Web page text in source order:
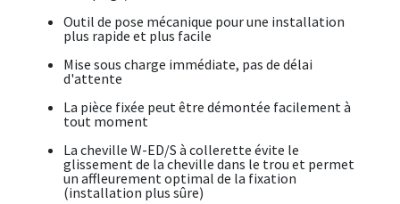
Outil de pose mécanique pour une installation
plus rapide et plus facile
Mise sous charge immédiate, pas de délai
d'attente
La pièce fixée peut être démontée facilement à
tout moment
La cheville W-ED/S à collerette évite le
glissement de la cheville dans le trou et permet
un affleurement optimal de la fixation
(installation plus sûre)